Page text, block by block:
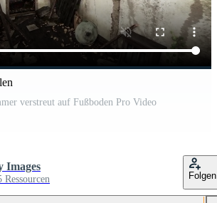
verstreut auf Fußboden Pro Video
Images
Ressourcen Folgen